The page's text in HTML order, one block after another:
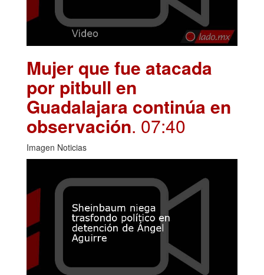
Mujer que fue atacada
por pitbull en
Guadalajara continúa en
observación. 07:40
Imagen Noticias